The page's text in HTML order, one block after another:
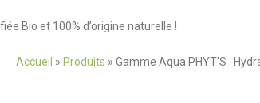
Bio et 100% d’origine naturelle !
Accueil » Produits » Gamme Aqua PHYT'S :